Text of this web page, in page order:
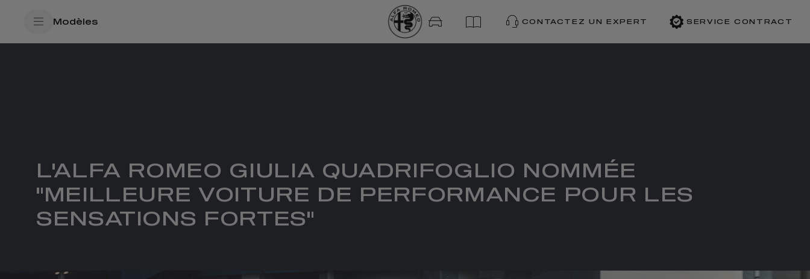
Modèles CONTACTEZ UN EXPERT SERVICE CONTRACT
L'ALFA ROMEO GIULIA QUADRIFOGLIO NOMMÉE
"MEILLEURE VOITURE DE PERFORMANCE POUR LES
SENSATIONS FORTES"